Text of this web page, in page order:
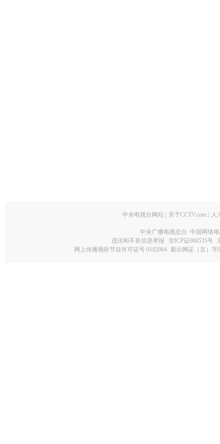
中央电视台网站 关于CCTV.com 人
中央广播电视总台 中国网络
违法和不良信息举报
京ICP证060535号
网上传播视听节目许可证号 0102004 新出网证（京）